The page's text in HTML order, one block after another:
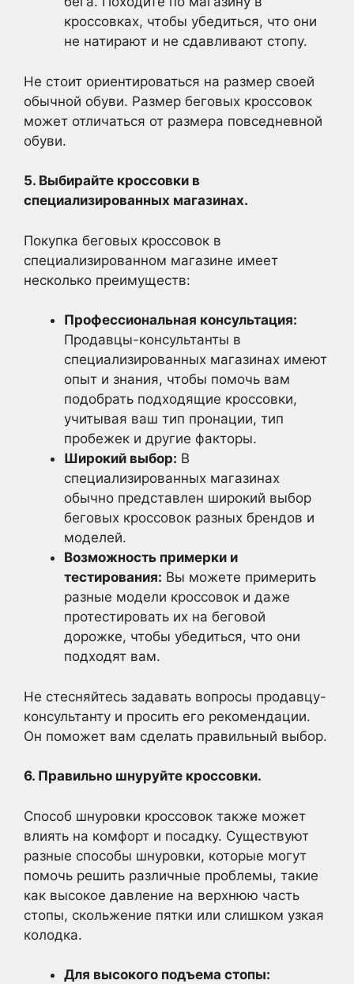
кроссовках, чтобы убедиться, что они
не натирают и не сдавливают стопу.
Не стоит ориентироваться на размер своей
обычной обуви. Размер беговых кроссовок
может отличаться от размера повседневной
обуви.
5. Выбирайте кроссовки в
специализированных магазинах.
Покупка беговых кроссовок в
специализированном магазине имеет
несколько преимуществ:
Профессиональная консультация:
Продавцы-консультанты в
специализированных магазинах имеют
опыт и знания, чтобы помочь вам
подобрать подходящие кроссовки,
учитывая ваш тип пронации, тип
пробежек и другие факторы.
Широкий выбор: В
специализированных магазинах
обычно представлен широкий выбор
беговых кроссовок разных брендов и
моделей.
Возможность примерки и
тестирования: Вы можете примерить
разные модели кроссовок и даже
протестировать их на беговой
дорожке, чтобы убедиться, что они
подходят вам.
Не стесняйтесь задавать вопросы продавцу-
консультанту и просить его рекомендации.
Он поможет вам сделать правильный выбор.
6. Правильно шнуруйте кроссовки.
Способ шнуровки кроссовок также может
влиять на комфорт и посадку. Существуют
разные способы шнуровки, которые могут
помочь решить различные проблемы, такие
как высокое давление на верхнюю часть
стопы, скольжение пятки или слишком узкая
колодка.
Для высокого подъема стопы: